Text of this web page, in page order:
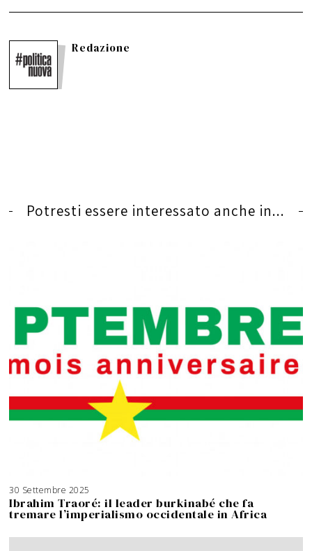
Redazione
Potresti essere interessato anche in...
30 Settembre 2025
A
g
o
s
t
0
Ibrahim Traoré: il leader burkinabé che fa
tremare l’imperialismo occidentale in Africa